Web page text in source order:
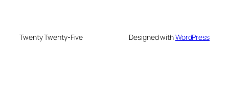
Twenty Twenty-Five Designed withWordPress